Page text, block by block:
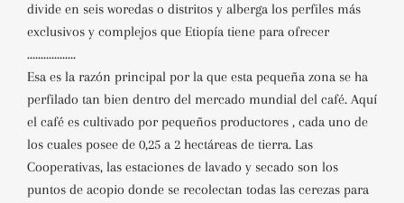
divide en seis woredas o distritos y alberga los perfiles más
exclusivos y complejos que Etiopía tiene para ofrecer
..................
Esa es la razón principal por la que esta pequeña zona se ha
perfilado tan bien dentro del mercado mundial del café. Aquí
el café es cultivado por pequeños productores , cada uno de
los cuales posee de 0,25 a 2 hectáreas de tierra. Las
Cooperativas, las estaciones de lavado y secado son los
puntos de acopio donde se recolectan todas las cerezas para